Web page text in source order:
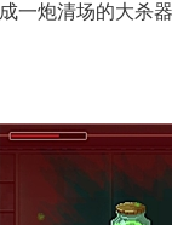
成一炮清场的大杀